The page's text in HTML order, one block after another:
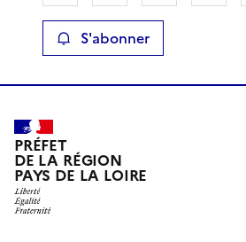
S'abonner
PRÉFET
DE LA RÉGION
PAYS DE LA LOIRE